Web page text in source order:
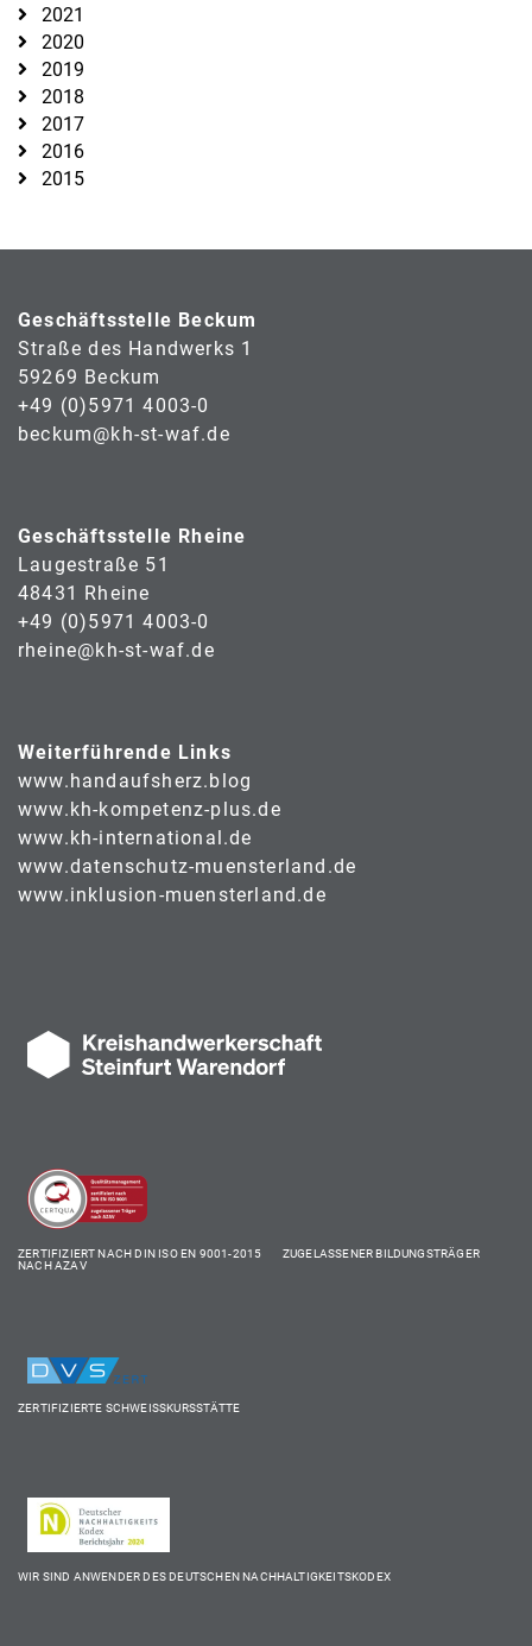
2021
2020
2019
2018
2017
2016
2015
Geschäftsstelle Beckum
Straße des Handwerks 1
59269 Beckum
+49 (0)5971 4003-0
beckum@kh-st-waf.de
Geschäftsstelle Rheine
Laugestraße 51
48431 Rheine
+49 (0)5971 4003-0
rheine@kh-st-waf.de
Weiterführende Links
www.handaufsherz.blog
www.kh-kompetenz-plus.de
www.kh-international.de
www.datenschutz-muensterland.de
www.inklusion-muensterland.de
ZERTIFIZIERT NACH DIN ISO EN 9001-2015 ZUGELASSENER BILDUNGSTRÄGER
NACH AZAV
ZERTIFIZIERTE SCHWEISSKURSSTÄTTE
WIR SIND ANWENDER DES DEUTSCHEN NACHHALTIGKEITSKODEX